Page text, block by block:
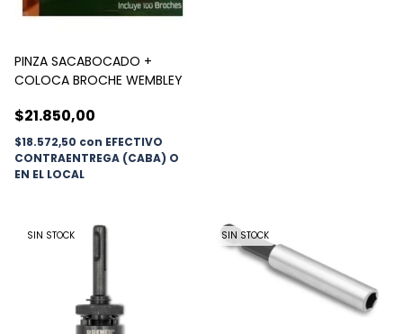
PINZA SACABOCADO +
COLOCA BROCHE WEMBLEY
$21.850,00
$18.572,50 con EFECTIVO
CONTRAENTREGA (CABA) O
EN EL LOCAL
SIN STOCK SIN STOCK